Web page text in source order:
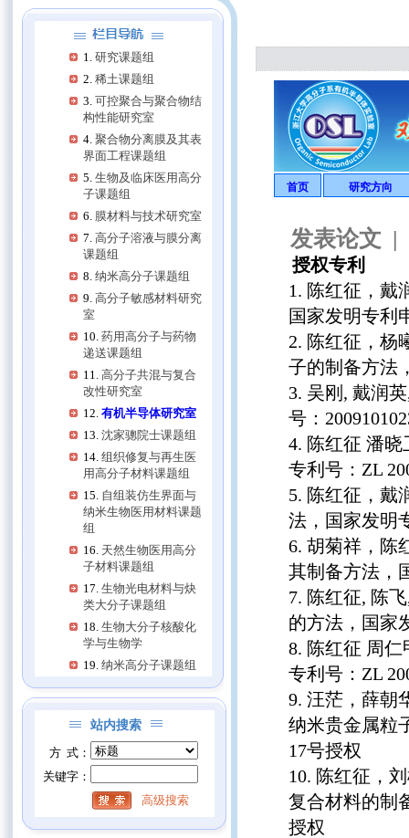
研究课题组
稀土课题组
可控聚合与聚合物结
构性能研究室
聚合物分离膜及其表
界面工程课题组
生物及临床医用高分
子课题组
膜材料与技术研究室
高分子溶液与膜分离
课题组
纳米高分子课题组
高分子敏感材料研究
室
药用高分子与药物
递送课题组
高分子共混与复合
改性研究室
有机半导体研究室
沈家骢院士课题组
组织修复与再生医
用高分子材料课题组
自组装仿生界面与
纳米生物医用材料课题
组
天然生物医用高分
子材料课题组
生物光电材料与炔
类大分子课题组
生物大分子核酸化
学与生物学
纳米高分子课题组
站内搜索
方 式：
关键字：
高级搜索
首页
研究方向
纳米技术
电泳显示
光探测
发表论文
授权专利
陈红征，戴
国家发明专利
陈红征，杨
子的制备方法
吴刚, 戴润
号：
陈红征 潘
专利号：ZL
陈红征，戴
法，国家发明
胡菊祥，陈
其制备方法，
陈红征, 陈
的方法，国家
陈红征 周
专利号：ZL
汪茫，薛朝
纳米贵金属粒
17号授权
陈红征，
复合材料的制
授权